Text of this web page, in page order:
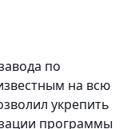
по
на всю
укрепить
программы